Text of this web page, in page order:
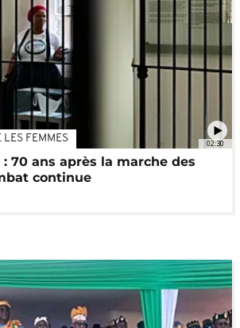
02:30
LES FEMMES
70 ans après la marche des
continue